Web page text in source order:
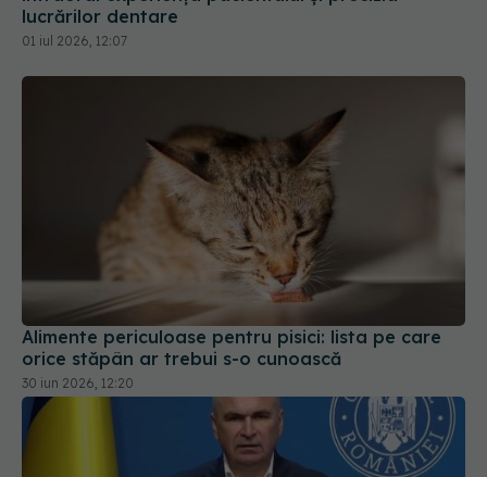
lucrărilor dentare
01 iul 2026, 12:07
Alimente periculoase pentru pisici: lista pe care
orice stăpân ar trebui s-o cunoască
30 iun 2026, 12:20